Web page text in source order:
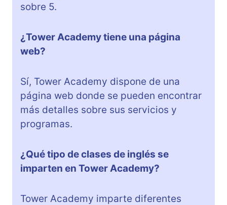
sobre 5.
¿Tower Academy tiene una página
web?
Sí, Tower Academy dispone de una
página web donde se pueden encontrar
más detalles sobre sus servicios y
programas.
¿Qué tipo de clases de inglés se
imparten en Tower Academy?
Tower Academy imparte diferentes